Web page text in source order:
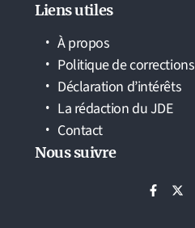
Liens utiles
À propos
Politique de corrections
Déclaration d’intérêts
La rédaction du JDE
Contact
Nous suivre